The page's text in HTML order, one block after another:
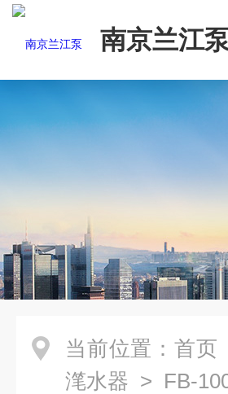
南京兰江
当前位置： 首页
滗水器 > FB-